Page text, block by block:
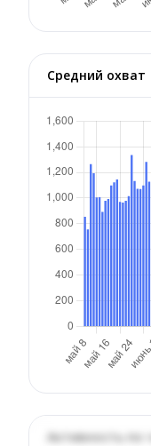
Средний охват
Активность по